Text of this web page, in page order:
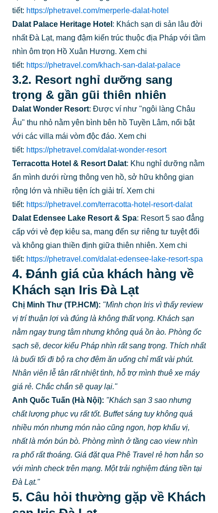
tiết: https://phetravel.com/merperle-dalat-hotel
Dalat Palace Heritage Hotel : Khách sạn di sản lâu đời
nhất Đà Lạt, mang đậm kiến trúc thuộc địa Pháp với tầm
nhìn ôm trọn Hồ Xuân Hương. Xem chi
tiết: https://phetravel.com/khach-san-dalat-palace
3.2. Resort nghỉ dưỡng sang
trọng & gần gũi thiên nhiên
Dalat Wonder Resort: Được ví như "ngôi làng Châu
Âu" thu nhỏ nằm yên bình bên hồ Tuyền Lâm, nổi bật
với các villa mái vòm độc đáo. Xem chi
tiết: https://phetravel.com/dalat-wonder-resort
Terracotta Hotel & Resort Dalat: Khu nghỉ dưỡng nằm
ẩn mình dưới rừng thông ven hồ, sở hữu không gian
rộng lớn và nhiều tiện ích giải trí. Xem chi
tiết: https://phetravel.com/terracotta-hotel-resort-dalat
Dalat Edensee Lake Resort & Spa: Resort 5 sao đẳng
cấp với vẻ đẹp kiêu sa, mang đến sự riêng tư tuyệt đối
và không gian thiền định giữa thiên nhiên. Xem chi
tiết: https://phetravel.com/dalat-edensee-lake-resort-spa
4. Đánh giá của khách hàng về
Khách sạn Iris Đà Lạt
Chị Minh Thư (TP.HCM): "Mình chọn Iris vì thấy review
vị trí thuận lợi và đúng là không thất vọng. Khách sạn
nằm ngay trung tâm nhưng không quá ồn ào. Phòng ốc
sạch sẽ, decor kiểu Pháp nhìn rất sang trọng. Thích nhất
là buổi tối đi bộ ra chợ đêm ăn uống chỉ mất vài phút.
Nhân viên lễ tân rất nhiệt tình, hỗ trợ mình thuê xe máy
giá rẻ. Chắc chắn sẽ quay lại."
Anh Quốc Tuấn (Hà Nội): "Khách sạn 3 sao nhưng
chất lượng phục vụ rất tốt. Buffet sáng tuy không quá
nhiều món nhưng món nào cũng ngon, hợp khẩu vị,
nhất là món bún bò. Phòng mình ở tầng cao view nhìn
ra phố rất thoáng. Giá đặt qua Phê Travel rẻ hơn hẳn so
với mình check trên mạng. Một trải nghiệm đáng tiền tại
Đà Lạt."
5. Câu hỏi thường gặp về Khách